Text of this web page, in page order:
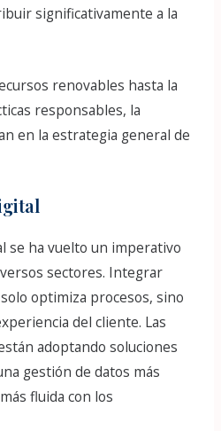
significativamente a la
renovables hasta la
responsables, la
en la estrategia general de
se ha vuelto un imperativo
sectores. Integrar
optimiza procesos, sino
del cliente. Las
adoptando soluciones
gestión de datos más
fluida con los